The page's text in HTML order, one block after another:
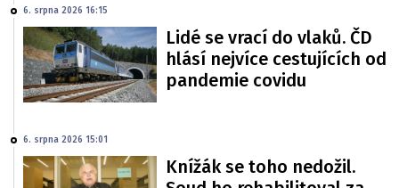
6. srpna 2026 16:15
Lidé se vrací do vlaků. ČD
hlásí nejvíce cestujících od
pandemie covidu
6. srpna 2026 15:01
Knížák se toho nedožil.